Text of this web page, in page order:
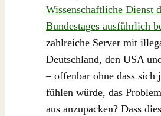
Wissenschaftliche Dienst
Bundestages ausführlich
zahlreiche Server mit
Deutschland, den USA
– offenbar ohne dass sich
fühlen würde, das
aus anzupacken? Dass